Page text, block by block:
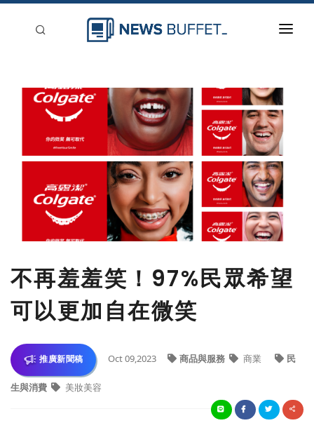
新聞稿分類
登入
刊登
不再羞羞笑！97%民眾希望
可以更加自在微笑
推廣新聞稿 Oct 09,2023 商品與服務 商業 民
生與消費 美妝美容